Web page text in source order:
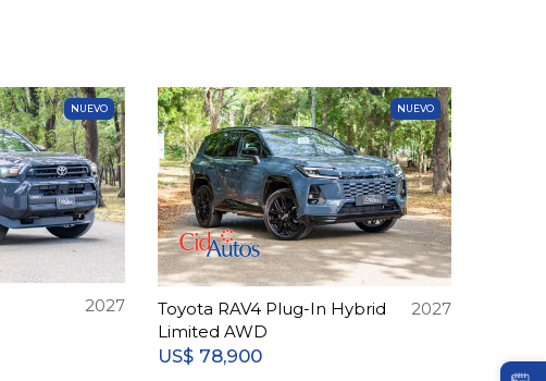
NUEVO
2027
NUEVO
Toyota RAV4 Plug-In Hybrid
Limited AWD
2027
US$ 78,900